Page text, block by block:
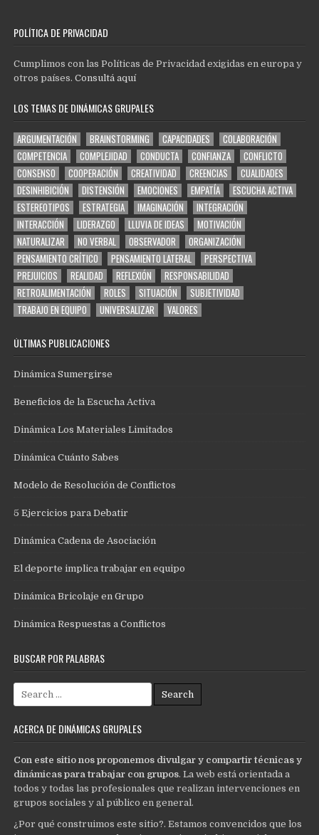
POLÍTICA DE PRIVACIDAD
Cumplimos con las Políticas de Privacidad exigidas en europa y
otros países.Consultá aquí
LOS TEMAS DE DINÁMICAS GRUPALES
ARGUMENTACIÓN BRAINSTORMING CAPACIDADES
COLABORACIÓN
COMPETENCIA
COMPLEJIDAD CONDUCTA CONFIANZA
CONFLICTO
CONSENSO
COOPERACIÓN CREATIVIDAD CREENCIAS
CUALIDADES
DESINHIBICIÓN
DISTENSIÓN EMOCIONES EMPATÍA
ESCUCHA ACTIVA
ESTEREOTIPOS
ESTRATEGIA IMAGINACIÓN
INTEGRACIÓN
INTERACCIÓN
LIDERAZGO LLUVIA DE IDEAS
MOTIVACIÓN
NATURALIZAR
NO VERBAL OBSERVADOR
ORGANIZACIÓN
PENSAMIENTO CRÍTICO
PENSAMIENTO LATERAL
PERSPECTIVA
PREJUICIOS
REALIDAD REFLEXIÓN
RESPONSABILIDAD
RETROALIMENTACIÓN
ROLES SITUACIÓN
SUBJETIVIDAD
TRABAJO EN EQUIPO
UNIVERSALIZAR VALORES
ÚLTIMAS PUBLICACIONES
Dinámica Sumergirse
Beneficios de la Escucha Activa
Dinámica Los Materiales Limitados
Dinámica Cuánto Sabes
Modelo de Resolución de Conflictos
5 Ejercicios para Debatir
Dinámica Cadena de Asociación
El deporte implica trabajar en equipo
Dinámica Bricolaje en Grupo
Dinámica Respuestas a Conflictos
BUSCAR POR PALABRAS
Search
for:
ACERCA DE DINÁMICAS GRUPALES
Con este sitio nos proponemos divulgar y compartir técnicas y
dinámicas para trabajar con grupos. La web está orientada a
todos y todas las profesionales que realizan intervenciones en
grupos sociales y al público en general.
¿Por qué construimos este sitio?. Estamos convencidos que los